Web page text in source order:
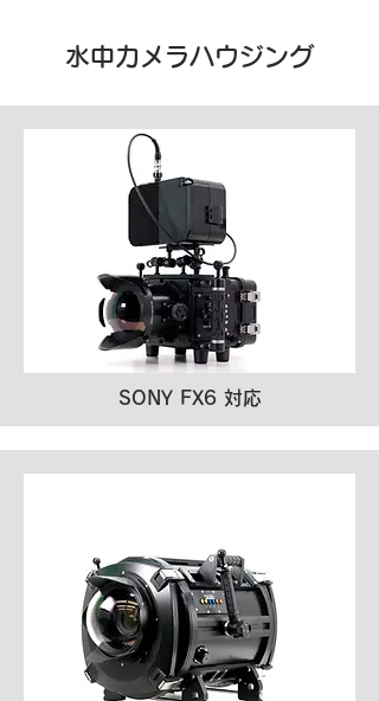
水中カメラハウジング
SONY FX6 対応